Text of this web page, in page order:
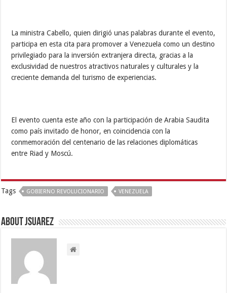
La ministra Cabello, quien dirigió unas palabras durante el evento,
participa en esta cita para promover a Venezuela como un destino
privilegiado para la inversión extranjera directa, gracias a la
exclusividad de nuestros atractivos naturales y culturales y la
creciente demanda del turismo de experiencias.
El evento cuenta este año con la participación de Arabia Saudita
como país invitado de honor, en coincidencia con la
conmemoración del centenario de las relaciones diplomáticas
entre Riad y Moscú.
Tags GOBIERNO REVOLUCIONARIO VENEZUELA
About Jsuarez